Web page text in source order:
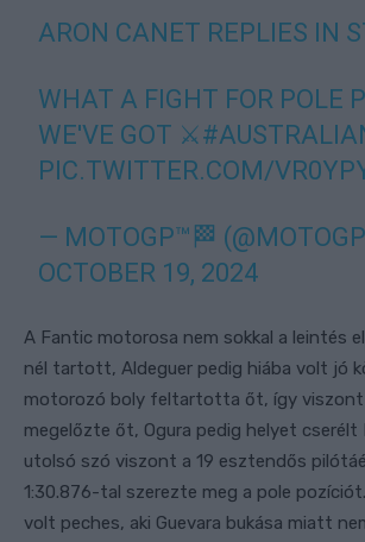
ARON CANET REPLIES IN
WHAT A FIGHT FOR POLE
WE'VE GOT ⚔️
PIC.TWITTER.COM/
— MOTOGP™🏁
OCTOBER 19, 2024
A Fantic motorosa nem sokkal a leintés
nél tartott, Aldeguer pedig hiába volt jó
motorozó boly feltartotta őt, így viszont
megelőzte őt, Ogura pedig helyet cserélt
utolsó szó viszont a 19 esztendős
1:30.876-tal szerezte meg a pole
volt peches, aki Guevara bukása miatt